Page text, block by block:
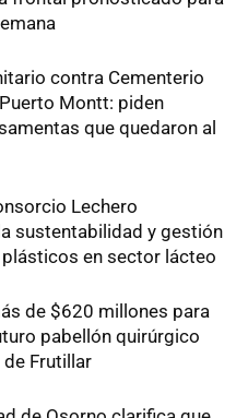
contra Cementerio
Montt: piden
que quedaron al
Lechero
sustentabilidad y gestión
en sector lácteo
de $620 millones para
pabellón quirúrgico
Frutillar